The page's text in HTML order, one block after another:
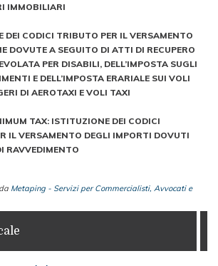
IMMOBILIARI
DEI CODICI TRIBUTO PER IL VERSAMENTO
DOVUTE A SEGUITO DI ATTI DI RECUPERO
PER DISABILI, DELL’IMPOSTA SUGLI
E DELL’IMPOSTA ERARIALE SUI VOLI
DI AEROTAXI E VOLI TAXI
TAX: ISTITUZIONE DEI CODICI
IL VERSAMENTO DEGLI IMPORTI DOVUTI
RAVVEDIMENTO
Metaping - Servizi per Commercialisti, Avvocati e